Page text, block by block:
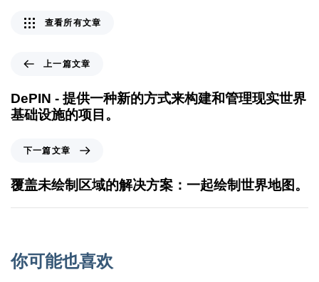
上一篇文章
DePIN - 提供一种新的方式来构建和管理现实世界
基础设施的项目。
查看所有文章
下一篇文章
覆盖未绘制区域的解决方案：一起绘制世界地图。
你可能也喜欢